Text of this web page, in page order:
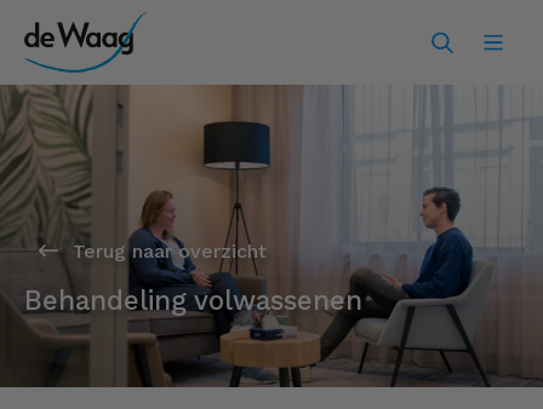
Terug naar overzicht
Behandeling volwassenen